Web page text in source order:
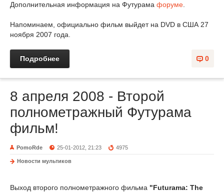
Дополнительная информация на Футурама форуме
Напоминаем, официально фильм выйдет на DVD в США 27
ноября 2007 года.
0
Подробнее
8 апреля 2008 - Второй
полнометражный Футурама
фильм!
PomoRde 25-01-2012, 21:23 4975
Новости мультиков
Выход второго полнометражного фильма "Futurama: The